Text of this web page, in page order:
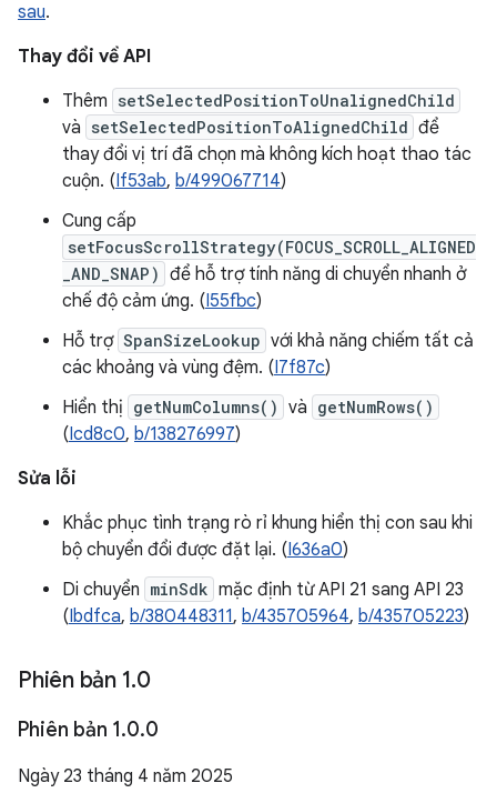
sau.
Thay đổi về API
Thêm setSelectedPositionToUnalignedChild
và setSelectedPositionToAlignedChild để
thay đổi vị trí đã chọn mà không kích hoạt thao tác
cuộn. (If53ab, b/499067714)
Cung cấp
setFocusScrollStrategy(FOCUS_SCROLL_ALIGNED
_AND_SNAP) để hỗ trợ tính năng di chuyển nhanh ở
chế độ cảm ứng. (I55fbc)
Hỗ trợ SpanSizeLookup với khả năng chiếm tất cả
các khoảng và vùng đệm. (I7f87c)
Hiển thị getNumColumns() và getNumRows()
(Icd8c0, b/138276997)
Sửa lỗi
Khắc phục tình trạng rò rỉ khung hiển thị con sau khi
bộ chuyển đổi được đặt lại. (I636a0)
Di chuyển minSdk mặc định từ API 21 sang API 23
(Ibdfca, b/380448311, b/435705964, b/435705223)
Phiên bản 1.0
Phiên bản 1.0.0
Ngày 23 tháng 4 năm 2025